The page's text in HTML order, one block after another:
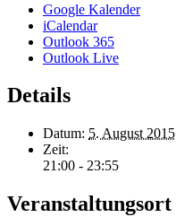
Google Kalender
iCalendar
Outlook 365
Outlook Live
Details
Datum: 5. August 2015
Zeit:
21:00 - 23:55
Veranstaltungsort